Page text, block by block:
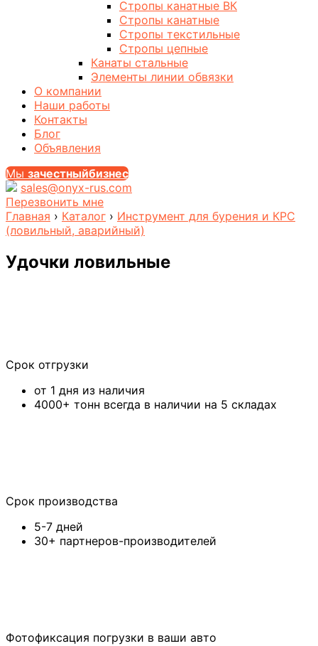
Стропы канатные ВК
Стропы канатные
Стропы текстильные
Стропы цепные
Канаты стальные
Элементы линии обвязки
О компании
Наши работы
Контакты
Блог
Объявления
Мы зачестныйбизнес
sales@onyx-rus.com
Перезвонить мне
Главная › Каталог › Инструмент для бурения и КРС
(ловильный, аварийный)
Удочки ловильные
Срок отгрузки
от 1 дня из наличия
4000+ тонн всегда в наличии на 5 складах
Срок производства
5-7 дней
30+ партнеров-производителей
Фотофиксация погрузки в ваши авто